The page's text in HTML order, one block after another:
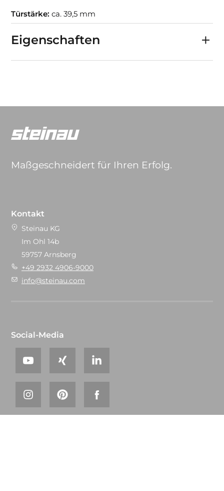
Türstärke:ca. 39,5 mm
Eigenschaften
Maßgeschneidert für Ihren Erfolg.
Kontakt
Steinau KG
Im Ohl 14b
59757 Arnsberg
+49 2932 4906-9000
info@steinau.com
Social-Media